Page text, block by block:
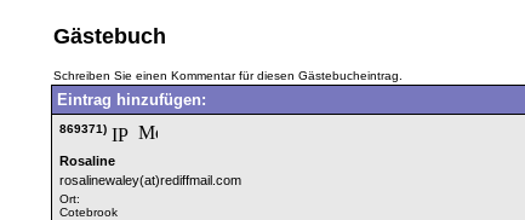
Gästebuch
Schreiben Sie einen Kommentar für diesen Gästebucheintrag.
Eintrag hinzufügen:
869371)
Rosaline
rosalinewaley(at)rediffmail.com
Ort:
Cotebrook